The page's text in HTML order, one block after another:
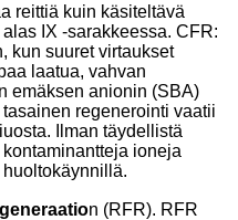
reittiä kuin käsiteltävä
IX -sarakkeessa. CFR:
kun suuret virtaukset
laatua, vahvan
emäksen anionin (SBA)
regenerointi vaatii
Ilman täydellistä
ioneja
n (RFR). RFR